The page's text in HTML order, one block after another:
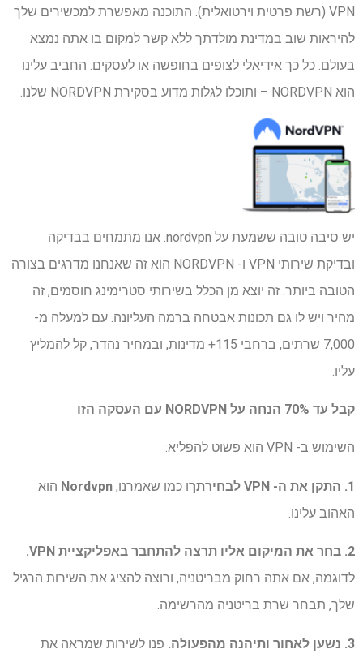
VPN (רשת פרטית וירטואלית). התוכנה מאפשרת למכשירים שלך
להיראות שוב במדינת מולדתך ללא קשר למקום בו אתה נמצא
בעולם. כל כך אידיאלי לצופים בחופשה או לעסקים. החביב עלינו
הוא NORDVPN – ותוכלו לגלות מדוע בסקירת NORDVPN שלנו.
יש סיבה טובה ששמעת על nordvpn. אנו מתמחים בבדיקה
ובדיקת שירותי VPN ו- NORDVPN הוא זה שאנחנו מדרגים בצורה
הטובה ביותר. זה יוצא מן הכלל בשירותי סטרימינג חוסמים, זה
מהיר ויש לו גם תכונות אבטחה ברמה העליונה. עם למעלה מ-
7,000 שרתים, ברחבי 115+ מדינות, ובמחיר נהדר, קל להמליץ ​​
עליו.
קבל עד 70% הנחה על NORDVPN עם העסקה הזו
השימוש ב- VPN הוא פשוט להפליא:
1. התקן את ה- VPN לבחירתך ו כמו שאמרנו, Nordvpn הוא
האהוב עלינו.
2. בחר את המיקום אליו תרצה להתחבר באפליקציית VPN.
לדוגמה, אם אתה רחוק מבריטניה, ורוצה להציג את השירות הרגיל
שלך, תבחר שרת בריטניה מהרשימה.
3. נשען לאחור ותיהנה מהפעולה. פנו לשירות שמראה את